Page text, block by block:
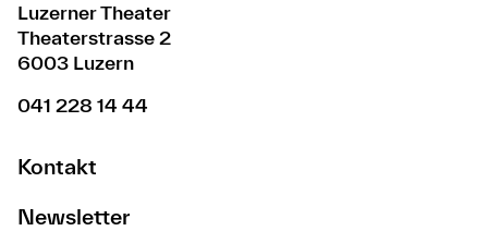
Luzerner Theater
Theaterstrasse 2
6003 Luzern
041 228 14 44
Kontakt
Newsletter